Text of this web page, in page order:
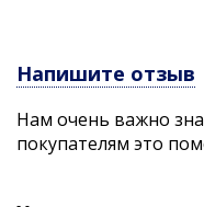
Напишите отзыв
Нам очень важно
покупателям это